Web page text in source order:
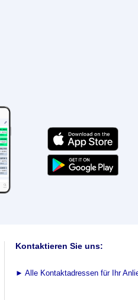
Kontaktieren Sie uns:
► Alle Kontaktadressen für Ihr